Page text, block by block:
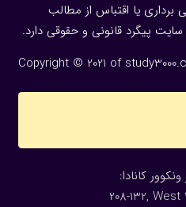
یا اقتباس از مطالب
پیگرد قانونی و حقوقی دارد.
Copyright © 2021 of
کانادا
208-132,